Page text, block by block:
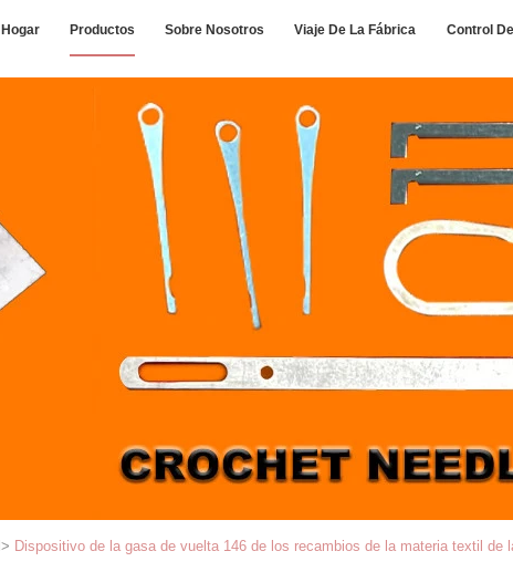
Hogar Productos Sobre Nosotros Viaje De La Fábrica Control
> Dispositivo de la gasa de vuelta 146 de los recambios de la materia textil de